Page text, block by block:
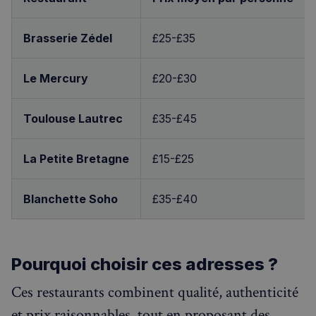
Annuaire des professionnels
Visites guidées
Brasserie Zédel £25-£35
Le Mercury £20-£30
Toulouse Lautrec £35-£45
La Petite Bretagne £15-£25
Blanchette Soho £35-£40
Pourquoi choisir ces adresses ?
Ces restaurants combinent qualité, authenticité